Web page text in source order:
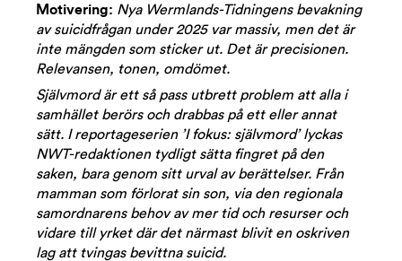
Motivering: Nya Wermlands-Tidningens bevakning
av suicidfrågan under 2025 var massiv, men det är
inte mängden som sticker ut. Det är precisionen.
Relevansen, tonen, omdömet.
Självmord är ett så pass utbrett problem att alla i
samhället berörs och drabbas på ett eller annat
sätt. I reportageserien ’I fokus: självmord’ lyckas
NWT-redaktionen tydligt sätta fingret på den
saken, bara genom sitt urval av berättelser. Från
mamman som förlorat sin son, via den regionala
samordnarens behov av mer tid och resurser och
vidare till yrket där det närmast blivit en oskriven
lag att tvingas bevittna suicid.